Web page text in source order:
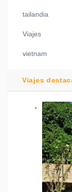
tailandia
Viajes
vietnam
Viajes